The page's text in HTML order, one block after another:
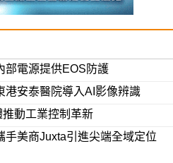
部電源提供EOS防護
港安泰醫院導入AI影像辨識
動工業控制革新
手美商Juxta引進尖端全域定位